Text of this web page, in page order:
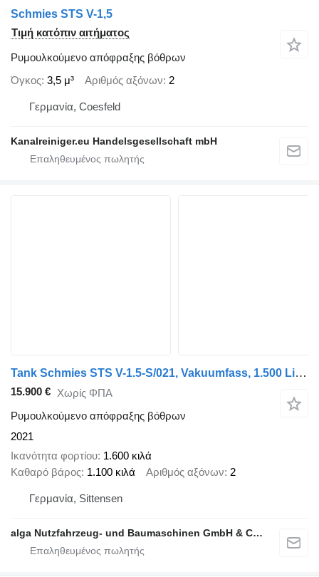
Schmies STS V-1,5
Τιμή κατόπιν αιτήματος
Ρυμουλκούμενο απόφραξης βόθρων
Όγκος 3,5 μ³ Αριθμός αξόνων 2
Γερμανία, Coesfeld
Kanalreiniger.eu Handelsgesellschaft mbH
Tank Schmies STS V-1.5-S/021, Vakuumfass, 1.500 Liter
15.900 € Χωρίς ΦΠΑ
Ρυμουλκούμενο απόφραξης βόθρων
2021
Ικανότητα φορτίου 1.600 κιλά
Καθαρό βάρος 1.100 κιλά Αριθμός αξόνων 2
Γερμανία, Sittensen
alga Nutzfahrzeug- und Baumaschinen GmbH & Co. KG